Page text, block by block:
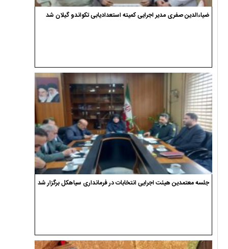
ضیاءالدین صفری مدیر اجرایی کمیته استعدادیابی تکواندو گیلان شد
جلسه معتمدین هیئت اجرایی انتخابات در فرمانداری سیاهکل برگزار شد